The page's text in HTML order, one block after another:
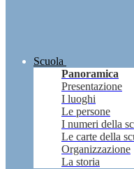
Scuola
Panoramica
Presentazione
I luoghi
Le persone
I numeri della
Le carte della
Organizzazione
La storia